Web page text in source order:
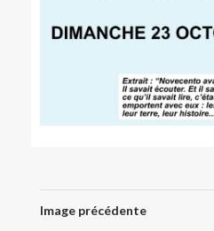
Image précédente